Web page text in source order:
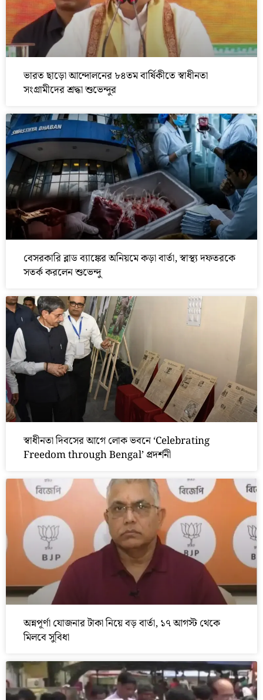
ভারত ছাড়ো আন্দোলনের ৮৪তম বার্ষিকীতে স্বাধীনতা
সংগ্রামীদের শ্রদ্ধা শুভেন্দুর
বেসরকারি ব্লাড ব্যাঙ্কের অনিয়মে কড়া বার্তা, স্বাস্থ্য দফতরকে
সতর্ক করলেন শুভেন্দু
স্বাধীনতা দিবসের আগে লোক ভবনে ‘Celebrating
Freedom through Bengal’ প্রদর্শনী
অন্নপূর্ণা যোজনার টাকা নিয়ে বড় বার্তা, ১৭ আগস্ট থেকে
মিলবে সুবিধা